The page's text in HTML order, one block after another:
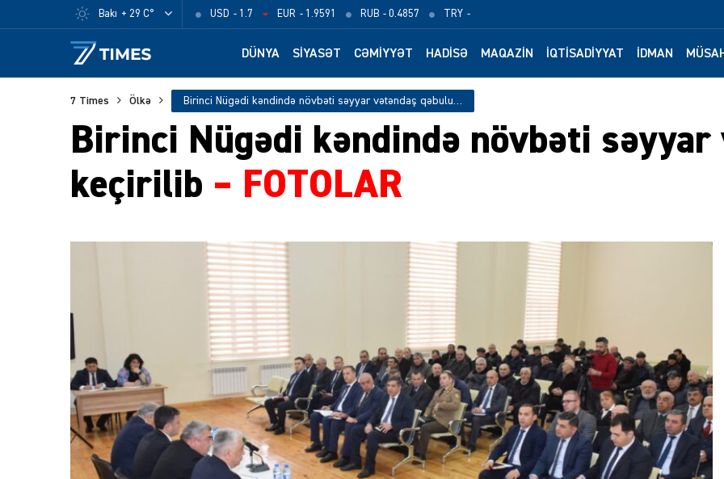
Bakı + 29 C° USD - 1.7 EUR - 1.9591 RUB - 0.4857 TRY -
DÜNYA SIYASƏT CƏMIYYƏT HADISƏ MAQAZIN İQTISADIYYAT İDMAN
7 Times Ölkə Birinci Nügədi kəndində növbəti səyyar vətəndaş qəbulu keçirilib – FOTOLAR
Birinci Nügədi kəndində növbəti səyyar
keçirilib – FOTOLAR